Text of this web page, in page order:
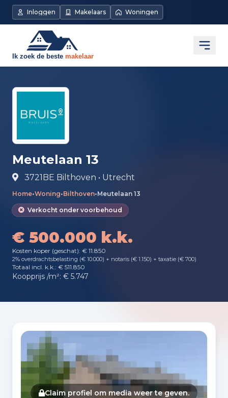
Direct naar de inhoud
Inloggen Makelaars Woningen
Meutelaan 13
3721BE Bilthoven • Utrecht
Home•Woning•Bilthoven•Meutelaan 13
Verkocht onder voorbehoud
€ 500.000 k.k.
Kosten koper (geschat): € 11.850
2% overdrachtsbelasting (€ 10.000) + notaris (€ 1.150) + taxatie (€ 700)
Totaal incl. k.k.: € 511.850
Koopprijs /m²: € 5.747
Fotogalerij
Claim profiel om media weer te geven.